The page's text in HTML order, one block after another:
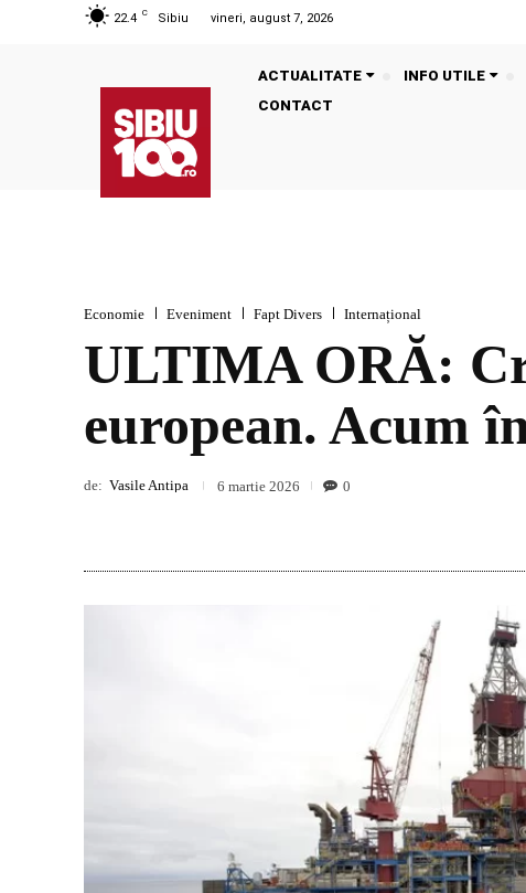
22.4 C Sibiu vineri, august 7, 2026
ACTUALITATE INFO UTILE
CONTACT
Economie Eveniment Fapt Divers Internațional
ULTIMA ORĂ:
european. Acum
de: Vasile Antipa 6 martie 2026 0